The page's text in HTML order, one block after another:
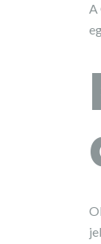
A